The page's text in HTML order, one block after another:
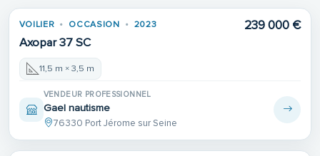
VOILIER OCCASION 2023
Axopar 37 SC
239 000 €
11,5 m × 3,5 m
VENDEUR PROFESSIONNEL
Gael nautisme
76330 Port Jérome sur Seine